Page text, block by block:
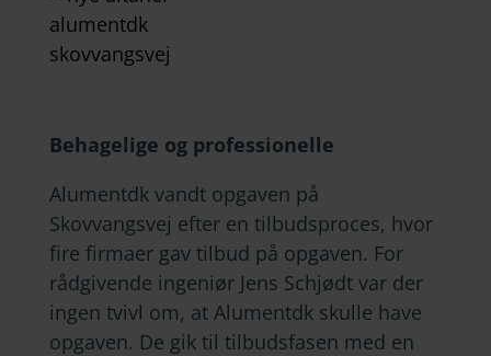
Behagelige og professionelle
Alumentdk vandt opgaven på
Skovvangsvej efter en tilbudsproces, hvor
fire firmaer gav tilbud på opgaven. For
rådgivende ingeniør Jens Schjødt var der
ingen tvivl om, at Alumentdk skulle have
opgaven. De gik til tilbudsfasen med en